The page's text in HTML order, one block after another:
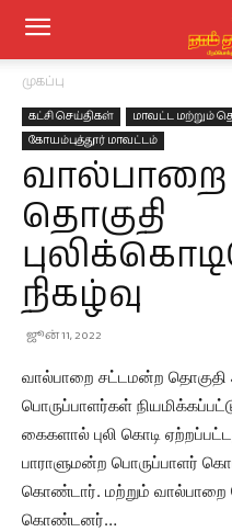
முகப்பு
கட்சி செய்திகள் மாவட்ட மற்றும்
கோயம்புத்தூர் மாவட்டம்
தொகுதி
நிகழ்வு
ஜூன் 11, 2022
வால்பாறை சட்டமன்ற தொகுதி
பொருப்பாளர்கள்
கைகளால் புலி கொடி
பாராளுமன்ற பொருப்பாளர்
கொண்டார். மற்றும் வால்பாறை
கொண்டனர்…